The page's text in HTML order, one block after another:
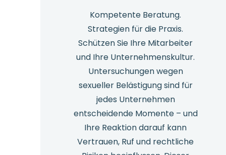
Kompetente Beratung.
Strategien für die Praxis.
Schützen Sie Ihre Mitarbeiter
und Ihre Unternehmenskultur.
Untersuchungen wegen
sexueller Belästigung sind für
jedes Unternehmen
entscheidende Momente – und
Ihre Reaktion darauf kann
Vertrauen, Ruf und rechtliche